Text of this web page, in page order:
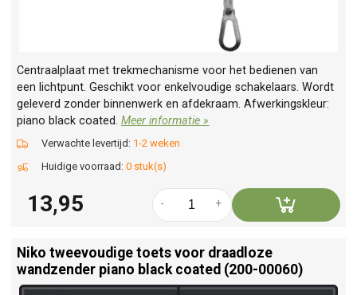
Centraalplaat met trekmechanisme voor het bedienen van
een lichtpunt. Geschikt voor enkelvoudige schakelaars. Wordt
geleverd zonder binnenwerk en afdekraam. Afwerkingskleur:
piano black coated.Meer informatie »
Verwachte levertijd: 1-2 weken
Huidige voorraad: 0 stuk(s)
13,95 +
-
Niko tweevoudige toets voor draadloze
wandzender piano black coated (200-00060)